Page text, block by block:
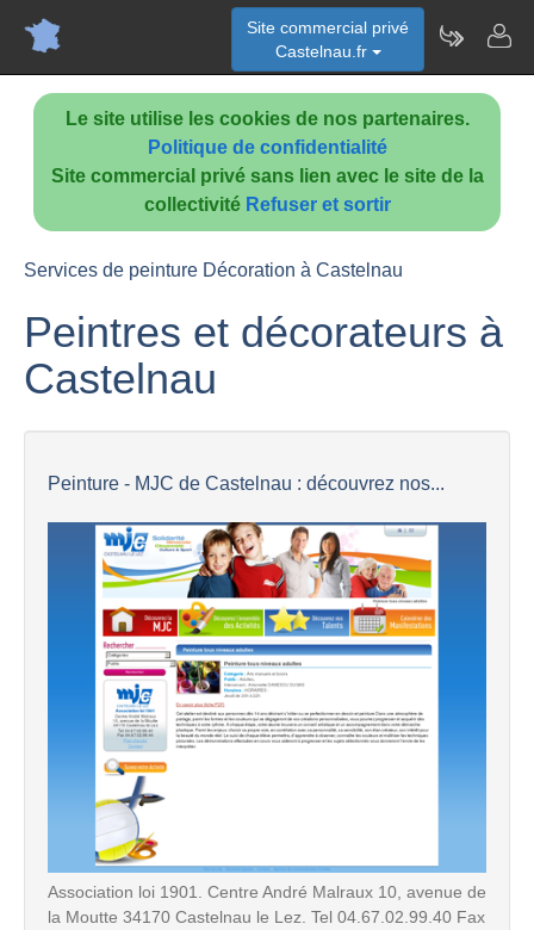
Le site utilise les cookies de nos partenaires.
Politique de confidentialité
Site commercial privé sans lien avec le site de la
collectivité Refuser et sortir
Site commercial privé
Castelnau.fr
Services de peinture Décoration à Castelnau
Peintres et décorateurs à
Castelnau
Peinture - MJC de Castelnau : découvrez nos...
Association loi 1901. Centre André Malraux 10, avenue de
la Moutte 34170 Castelnau le Lez. Tel 04.67.02.99.40 Fax